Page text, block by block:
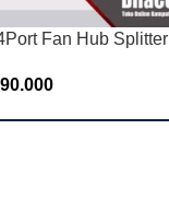
Fan Hub Splitter
90.000